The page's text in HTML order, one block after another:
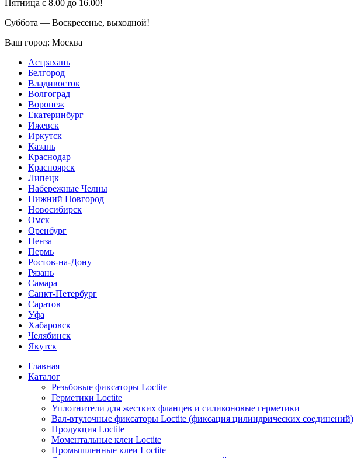
Пятница с 8.00 до 16.00!
Суббота — Воскресенье, выходной!
Ваш город: Москва
Астрахань
Белгород
Владивосток
Волгоград
Воронеж
Екатеринбург
Ижевск
Иркутск
Казань
Краснодар
Красноярск
Липецк
Набережные Челны
Нижний Новгород
Новосибирск
Омск
Оренбург
Пенза
Пермь
Ростов-на-Дону
Рязань
Самара
Санкт-Петербург
Саратов
Уфа
Хабаровск
Челябинск
Якутск
Главная
Каталог
Резьбовые фиксаторы Loctite
Герметики Loctite
Уплотнители для жестких фланцев и силиконовые герметики
Вал-втулочные фиксаторы Loctite (фиксация цилиндрических соединений)
Продукция Loctite
Моментальные клеи Loctite
Промышленные клеи Loctite